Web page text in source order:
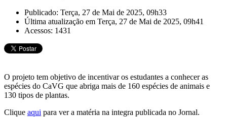
Publicado: Terça, 27 de Mai de 2025, 09h33
Última atualização em Terça, 27 de Mai de 2025, 09h41
Acessos: 1431
O projeto tem objetivo de incentivar os estudantes a conhecer as
espécies do CaVG que abriga mais de 160 espécies de animais e
130 tipos de plantas.
Clique aqui para ver a matéria na integra publicada no Jornal.